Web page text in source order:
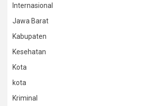
Internasional
Jawa Barat
Kabupaten
Kesehatan
Kota
kota
Kriminal